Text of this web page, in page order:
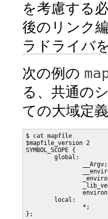
を考慮する
後のリンク
ラドライバ
次の例の
る、共通の
ての大域定
$ cat mapfile
$mapfile_version 2
SYMBOL_SCOPE {
        global:
                __Argv;
        local:
                *;
};